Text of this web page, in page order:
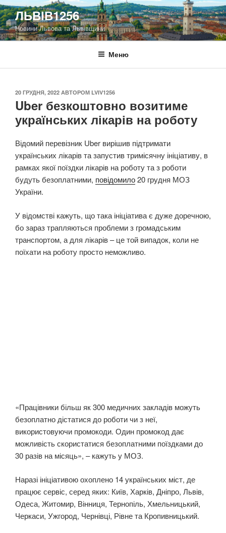
Перейти
до
вмісту
ЛЬВІВ1256
Новини Львова та Львівщини
Меню
ОПУБЛІКОВАНО
20 ГРУДНЯ, 2022 АВТОРОМ LVIV1256
Uber безкоштовно возитиме
українських лікарів на роботу
Відомий перевізник Uber вирішив підтримати
українських лікарів та запустив тримісячну ініціативу, в
рамках якої поїздки лікарів на роботу та з роботи
будуть безоплатними, повідомило20 грудня МОЗ
України.
У відомстві кажуть, що така ініціатива є дуже доречною,
бо зараз трапляються проблеми з громадським
транспортом, а для лікарів – це той випадок, коли не
поїхати на роботу просто неможливо.
«Працівники більш як 300 медичних закладів можуть
безоплатно дістатися до роботи чи з неї,
використовуючи промокоди. Один промокод дає
можливість скористатися безоплатними поїздками до
30 разів на місяць», – кажуть у МОЗ.
Наразі ініціативою охоплено 14 українських міст, де
працює сервіс, серед яких: Київ, Харків, Дніпро, Львів,
Одеса, Житомир, Вінниця, Тернопіль, Хмельницький,
Черкаси, Ужгород, Чернівці, Рівне та Кропивницький.